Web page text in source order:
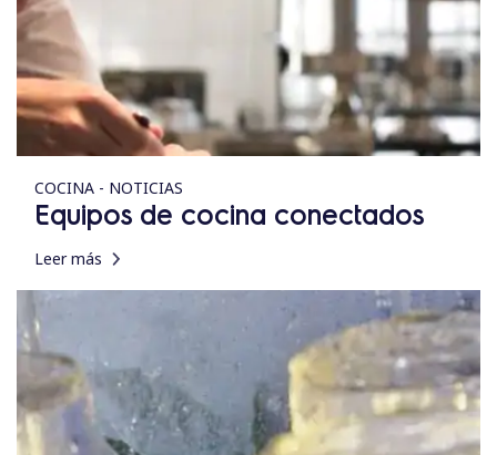
COCINA - NOTICIAS
Equipos de cocina conectados
Leer más